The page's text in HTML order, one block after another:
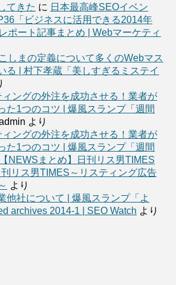
てきた に 日本最高峰SEOイベン
「ビジネスに活用できる2014年
ポート記事まとめ | Webマーケティ
しまの定義について多くのWebマス
る | 村下孝蔵「美しすぎるミステイ
ングの外注を成功させる！業者が
た1つのコツ | 爆風スランプ「週間
より
ングの外注を成功させる！業者が
た1つのコツ | 爆風スランプ「週間
【NEWSまとめ】日刊リス男TIMES
リス男TIMES～リスティング広告
より
他社について | 爆風スランプ「よ
archives 2014-1 | SEO Watch より